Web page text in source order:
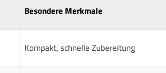
Besondere Merkmale
Kompakt, schnelle Zubereitung